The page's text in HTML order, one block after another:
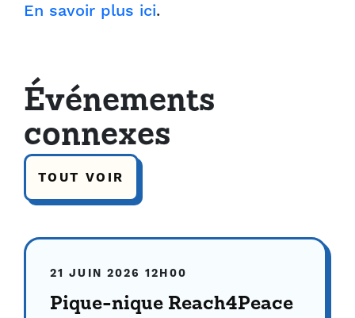
En savoir plus ici.
Événements
connexes
TOUT VOIR
21 JUIN 2026 12H00
Pique-nique Reach4Peace